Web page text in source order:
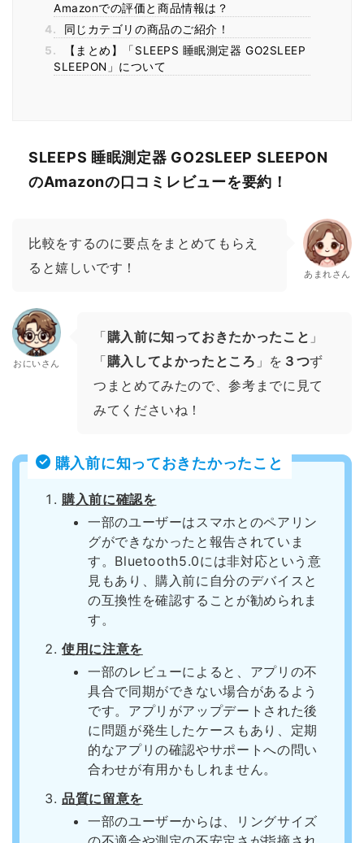
Amazonでの評価と商品情報は？
4.
同じカテゴリの商品のご紹介！
5.
【まとめ】「SLEEPS 睡眠測定器 GO2SLEEP
SLEEPON」について
SLEEPS 睡眠測定器 GO2SLEEP SLEEPON
のAmazonの口コミレビューを要約！
比較をするのに要点をまとめてもらえ
ると嬉しいです！
あまれさん
おにいさん
「購入前に知っておきたかったこと 」
「購入してよかったところ 」を ３つず
つまとめてみたので、参考までに見て
みてくださいね！
購入前に知っておきたかったこと
購入前に確認を
一部のユーザーはスマホとのペアリン
グができなかったと報告されていま
す。Bluetooth5.0には非対応という意
見もあり、購入前に自分のデバイスと
の互換性を確認することが勧められま
す。
使用に注意を
一部のレビューによると、アプリの不
具合で同期ができない場合があるよう
です。アプリがアップデートされた後
に問題が発生したケースもあり、定期
的なアプリの確認やサポートへの問い
合わせが有用かもしれません。
品質に留意を
一部のユーザーからは、リングサイズ